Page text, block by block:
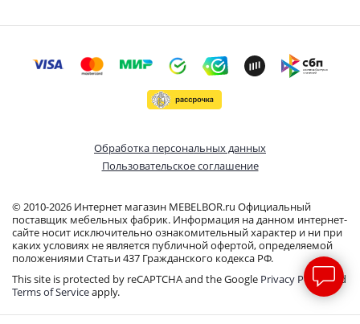
© 2010-2026 Интернет магазин MEBELBOR.ru Официальный
поставщик мебельных фабрик. Информация на данном интернет-
сайте носит исключительно ознакомительный характер и ни при
каких условиях не является публичной офертой, определяемой
положениями Статьи 437 Гражданского кодекса РФ.
This site is protected by reCAPTCHA and the Google Privacy Policyand
Terms of Serviceapply.
Обработка персональных данных
Пользовательское соглашение